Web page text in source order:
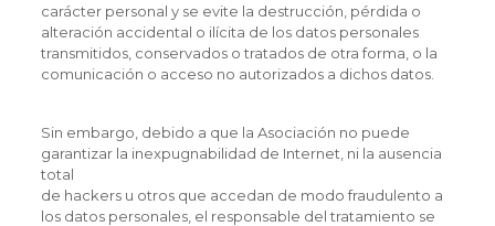
carácter personal y se evite la destrucción, pérdida o
alteración accidental o ilícita de los datos personales
transmitidos, conservados o tratados de otra forma, o la
comunicación o acceso no autorizados a dichos datos.
Sin embargo, debido a que la Asociación no puede
garantizar la inexpugnabilidad de Internet, ni la ausencia
total
de hackers u otros que accedan de modo fraudulento a
los datos personales, el responsable del tratamiento se